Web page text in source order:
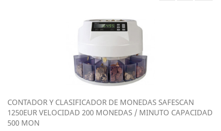
CONTADOR Y CLASIFICADOR DE MONEDAS SAFESCAN
1250EUR VELOCIDAD 200 MONEDAS / MINUTO CAPACIDAD
500 MON